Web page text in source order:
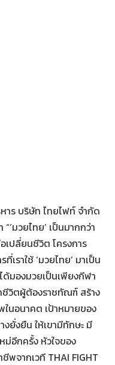
าร บริษัท ไทยไฟท์ จำกัด
มวยไทย’ เป็นมากกว่า
เปลี่ยนชีวิต โครงการ
เราใช้ ‘มวยไทย’ มาเป็น
ด้มองมวยเป็นเพียงกีฬา
ชีวิตผู้ต้องราชทัณฑ์ สร้าง
ในอนาคต เป้าหมายของ
งยั่งยืน ให้เขามีทักษะ มี
ม่อีกครั้ง หัวใจของ
พจากเวที THAI FIGHT